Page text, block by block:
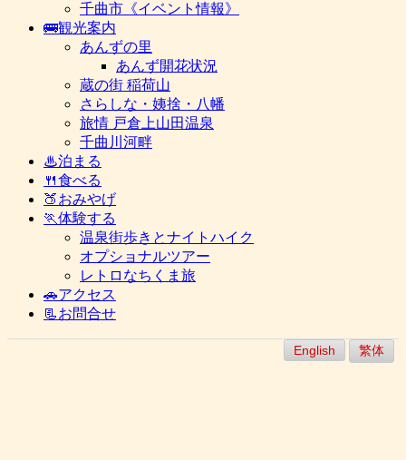
千曲市《イベント情報》
🚌観光案内
あんずの里
あんず開花状況
蔵の街 稲荷山
さらしな・姨捨・八幡
旅情 戸倉上山田温泉
千曲川河畔
♨泊まる
🍴食べる
🍑おみやげ
🏃体験する
温泉街歩きとナイトハイク
オプショナルツアー
レトロなちくま旅
🚗アクセス
📃お問合せ
English 繁体